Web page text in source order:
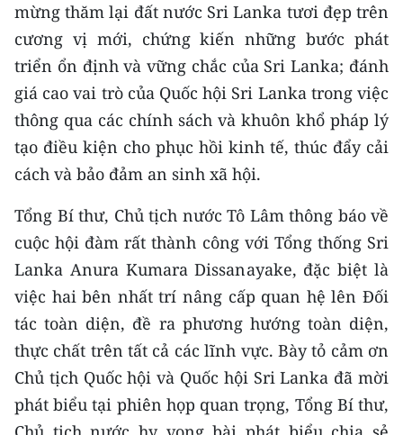
Chuyên trang TP. Hồ Chí Minh
CHUYÊN ĐỀ
CÁC CHUYÊN TRANG
VỀ BÁO NHÂN DÂN
THỜI NAY
NHÂN DÂN CUỐI TUẦN
NHÂN DÂN HẰNG THÁNG
MUA BÁO
ĐỌC BÁO IN
mừng thăm lại đất nước Sri Lanka tươi đẹp trên
cương vị mới, chứng kiến những bước phát
triển ổn định và vững chắc của Sri Lanka; đánh
giá cao vai trò của Quốc hội Sri Lanka trong việc
thông qua các chính sách và khuôn khổ pháp lý
tạo điều kiện cho phục hồi kinh tế, thúc đẩy cải
cách và bảo đảm an sinh xã hội.
Tổng Bí thư, Chủ tịch nước Tô Lâm thông báo về
cuộc hội đàm rất thành công với Tổng thống Sri
Lanka Anura Kumara Dissanayake, đặc biệt là
việc hai bên nhất trí nâng cấp quan hệ lên Đối
tác toàn diện, đề ra phương hướng toàn diện,
thực chất trên tất cả các lĩnh vực. Bày tỏ cảm ơn
Chủ tịch Quốc hội và Quốc hội Sri Lanka đã mời
phát biểu tại phiên họp quan trọng, Tổng Bí thư,